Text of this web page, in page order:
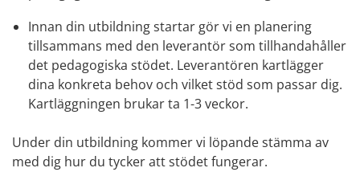
Innan din utbildning startar gör vi en planering
tillsammans med den leverantör som tillhandahåller
det pedagogiska stödet. Leverantören kartlägger
dina konkreta behov och vilket stöd som passar dig.
Kartläggningen brukar ta 1-3 veckor.
Under din utbildning kommer vi löpande stämma av
med dig hur du tycker att stödet fungerar.